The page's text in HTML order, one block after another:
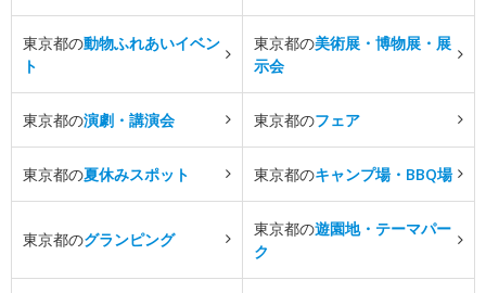
東京都の動物ふれあいイベン
ト
東京都の美術展・博物展・展
示会
東京都の演劇・講演会 東京都のフェア
東京都の夏休みスポット 東京都のキャンプ場・BBQ場
東京都のグランピング
東京都の遊園地・テーマパー
ク